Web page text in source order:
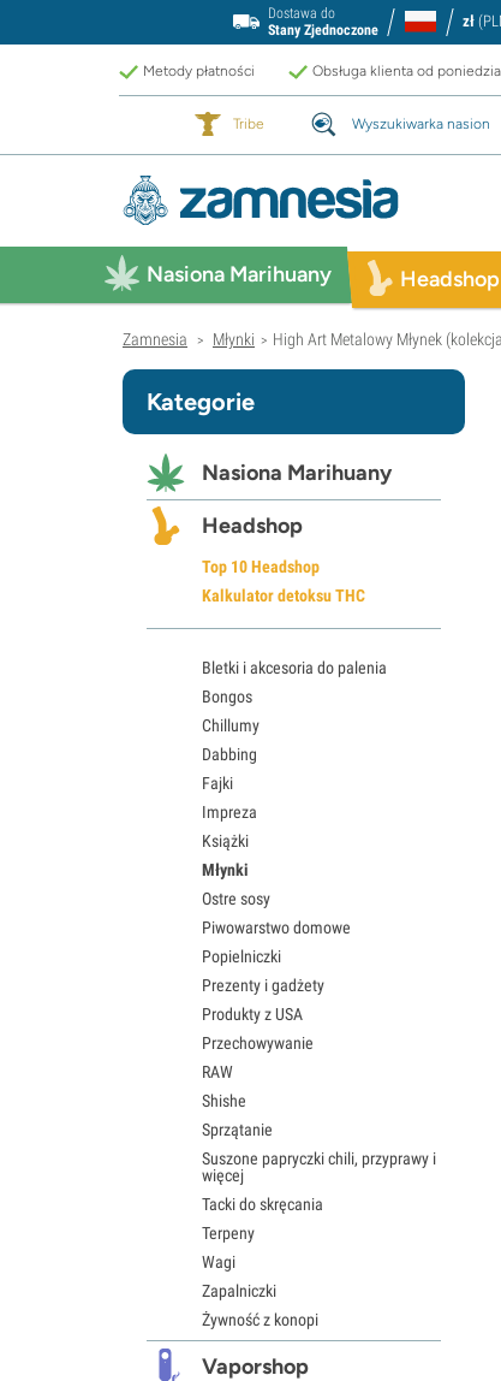
Dostawa do
Stany Zjednoczone
zł
Metody płatności Obsługa klienta od
Tribe Wyszukiwarka nasion
Nasiona Marihuany Headshop
Zamnesia > Młynki > High Art Metalowy Młynek
Kategorie
Nasiona Marihuany
Headshop
Top 10 Headshop
Kalkulator detoksu THC
Bletki i akcesoria do palenia
Bongos
Chillumy
Dabbing
Fajki
Impreza
Książki
Młynki
Ostre sosy
Piwowarstwo domowe
Popielniczki
Prezenty i gadżety
Produkty z USA
Przechowywanie
RAW
Shishe
Sprzątanie
Suszone papryczki chili, przyprawy i
więcej
Tacki do skręcania
Terpeny
Wagi
Zapalniczki
Żywność z konopi
Vaporshop